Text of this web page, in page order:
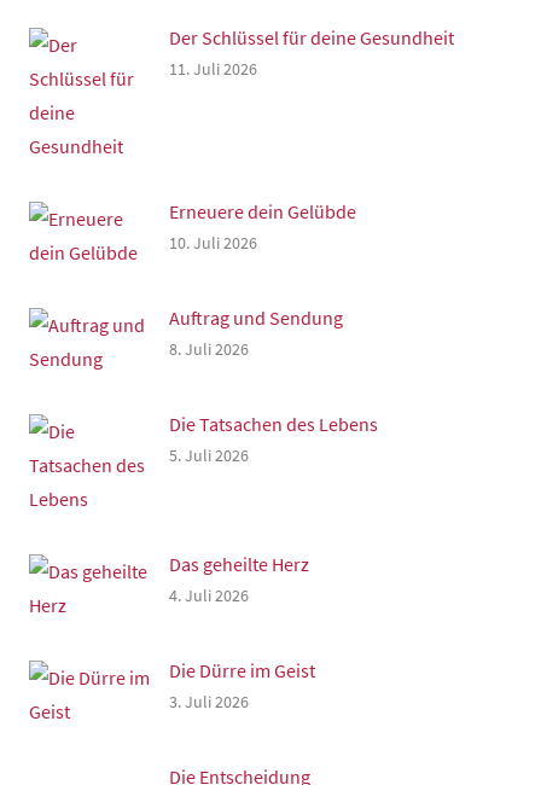
Der Schlüssel für deine Gesundheit
11. Juli 2026
Erneuere dein Gelübde
10. Juli 2026
Auftrag und Sendung
8. Juli 2026
Die Tatsachen des Lebens
5. Juli 2026
Das geheilte Herz
4. Juli 2026
Die Dürre im Geist
3. Juli 2026
Die Entscheidung